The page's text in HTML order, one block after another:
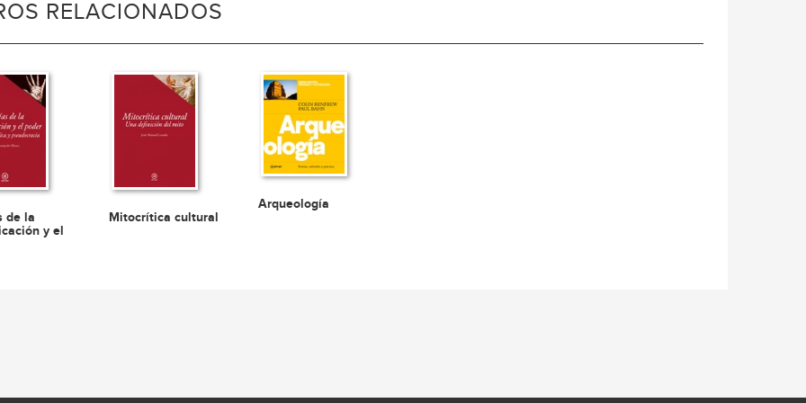
RELACIONADOS
de la
y el
Mitocrítica cultural
Arqueología